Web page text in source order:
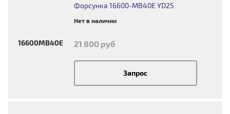
16600MB40E
Форсунка 16600-MB40E YD25
Нет в наличии
21 800 руб
Запрос